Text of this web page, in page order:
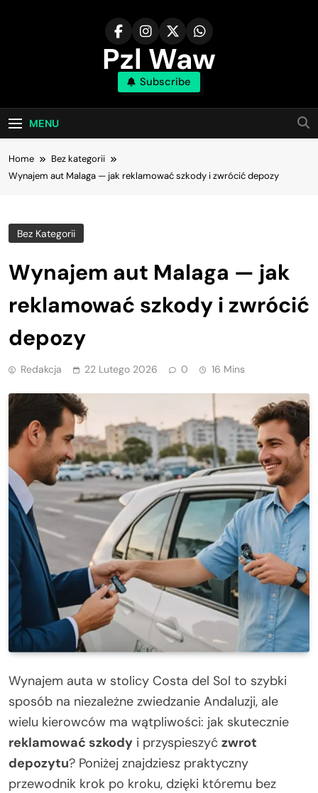
Pzl Waw
Subscribe
MENU
Home
Bez kategorii
Wynajem aut Malaga — jak reklamować szkody i zwrócić depozy
Bez Kategorii
Wynajem aut Malaga — jak
reklamować szkody i zwrócić
depozy
Redakcja 22 Lutego 2026 0 16 Mins
Wynajem auta w stolicy Costa del Sol to szybki
sposób na niezależne zwiedzanie Andaluzji, ale
wielu kierowców ma wątpliwości: jak skutecznie
reklamować szkody i przyspieszyć zwrot
depozytu? Poniżej znajdziesz praktyczny
przewodnik krok po kroku, dzięki któremu bez